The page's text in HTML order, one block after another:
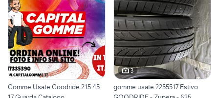
Gomme Usate Goodride 215 45
3
gomme usate 2255517 Estivo